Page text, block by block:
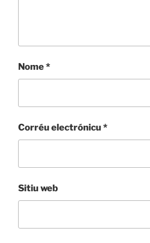
Nome*
Corréu electrónicu*
Sitiu web